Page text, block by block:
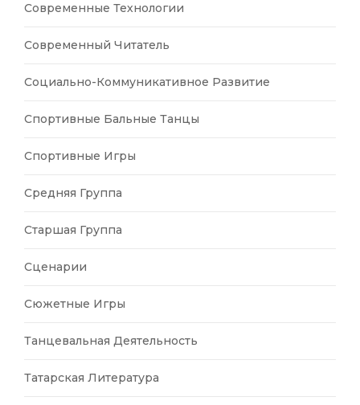
Современные Технологии
Современный Читатель
Социально-Коммуникативное Развитие
Спортивные Бальные Танцы
Спортивные Игры
Средняя Группа
Старшая Группа
Сценарии
Сюжетные Игры
Танцевальная Деятельность
Татарская Литература